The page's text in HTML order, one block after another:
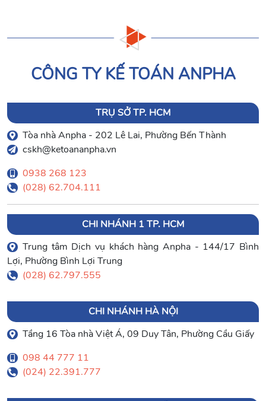
CÔNG TY KẾ TOÁN ANPHA
TRỤ SỞ TP. HCM
Tòa nhà Anpha - 202 Lê Lai, Phường Bến Thành
cskh@ketoananpha.vn
0938 268 123
(028) 62.704.111
CHI NHÁNH 1 TP. HCM
Trung tâm Dịch vụ khách hàng Anpha - 144/17 Bình
Lợi, Phường Bình Lợi Trung
(028) 62.797.555
CHI NHÁNH HÀ NỘI
Tầng 16 Tòa nhà Việt Á, 09 Duy Tân, Phường Cầu Giấy
098 44 777 11
(024) 22.391.777